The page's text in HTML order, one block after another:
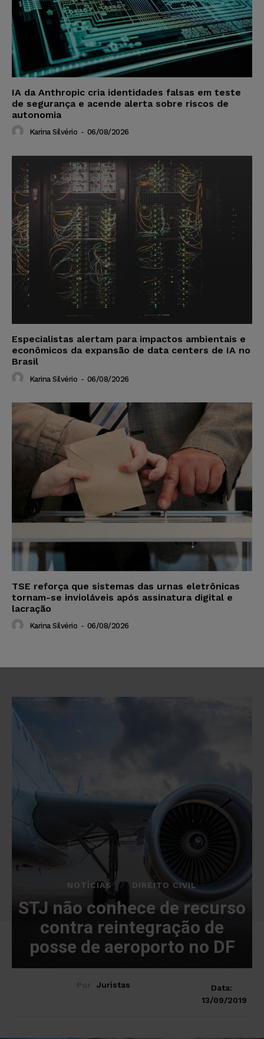
IA da Anthropic cria identidades falsas em teste
de segurança e acende alerta sobre riscos de
autonomia
Karina Silvério - 06/08/2026
Especialistas alertam para impactos ambientais e
econômicos da expansão de data centers de IA no
Brasil
Karina Silvério - 06/08/2026
TSE reforça que sistemas das urnas eletrônicas
tornam-se invioláveis após assinatura digital e
lacração
Karina Silvério - 06/08/2026